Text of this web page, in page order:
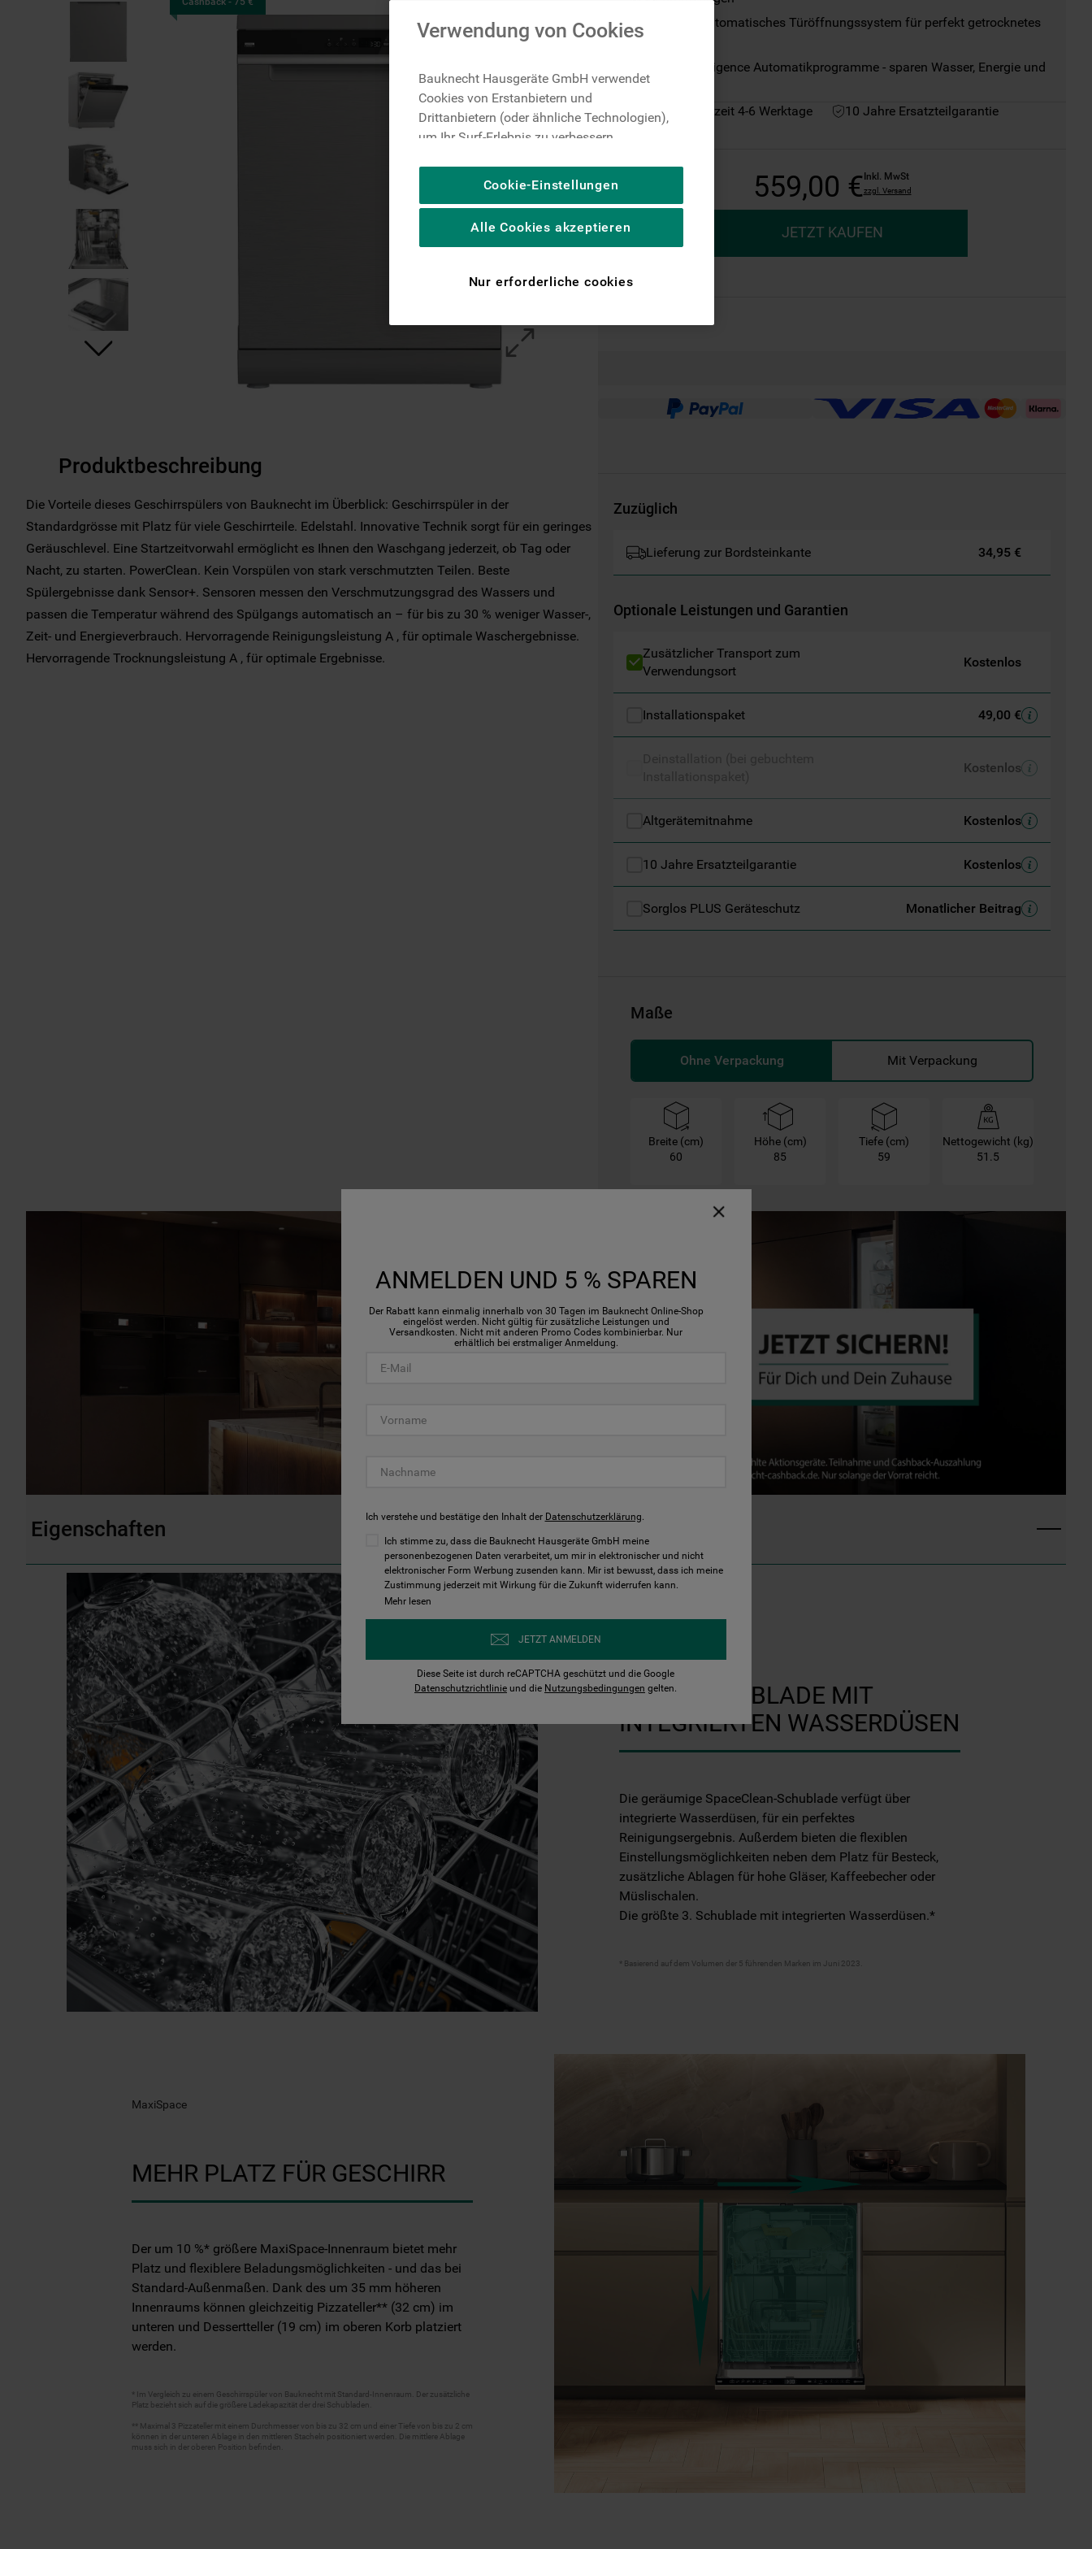
Produktbeschreibung
Die Vorteile dieses Geschirrspülers von Bauknecht im Überblick: Geschirrspüler in der
Standardgrösse mit Platz für viele Geschirrteile. Edelstahl. Innovative Technik sorgt für ein geringes
Geräuschlevel. Eine Startzeitvorwahl ermöglicht es Ihnen den Waschgang jederzeit, ob Tag oder
Nacht, zu starten. PowerClean. Kein Vorspülen von stark verschmutzten Teilen. Beste
Spülergebnisse dank Sensor+. Sensoren messen den Verschmutzungsgrad des Wassers und
passen die Temperatur während des Spülgangs automatisch an – für bis zu 30 % weniger Wasser-,
Zeit- und Energieverbrauch. Hervorragende Reinigungsleistung A , für optimale Waschergebnisse.
Hervorragende Trocknungsleistung A , für optimale Ergebnisse.
ActiveDry – automatisches Türöffnungssystem für perfekt getrocknetes
Geschirr
Dynamic Intelligence Automatikprogramme - sparen Wasser, Energie und
Zeit
Auf Lager: Lieferzeit 4-6 Werktage
10 Jahre Ersatzteilgarantie
559,00 €Inkl. MwSt
zzgl. Versand
JETZT KAUFEN
Zuzüglich
Lieferung zur Bordsteinkante 34,95 €
Optionale Leistungen und Garantien
Zusätzlicher Transport zum
Verwendungsort
Kostenlos
Installationspaket 49,00 €
Kostenlos
Altgerätemitnahme Kostenlos
10 Jahre Ersatzteilgarantie Kostenlos
Sorglos PLUS Geräteschutz Monatlicher Beitrag
Maße
Ohne Verpackung Mit Verpackung
Breite (cm)
60
Höhe (cm)
85
Tiefe (cm)
59
Nettogewicht (kg)
51.5
Eigenschaften
DIE 3. SCHUBLADE MIT
INTEGRIERTEN WASSERDÜSEN
Die geräumige SpaceClean-Schublade verfügt über
integrierte Wasserdüsen, für ein perfektes
Reinigungsergebnis. Außerdem bieten die flexiblen
Einstellungsmöglichkeiten neben dem Platz für Besteck,
zusätzliche Ablagen für hohe Gläser, Kaffeebecher oder
Müslischalen.
Die größte 3. Schublade mit integrierten Wasserdüsen.*
* Basierend auf dem Volumen der 5 führenden Marken im Juni 2023.
MaxiSpace
MEHR PLATZ FÜR GESCHIRR
Der um 10 %* größere MaxiSpace-Innenraum bietet mehr
Platz und flexiblere Beladungsmöglichkeiten - und das bei
Standard-Außenmaßen. Dank des um 35 mm höheren
Innenraums können gleichzeitig Pizzateller** (32 cm) im
unteren und Dessertteller (19 cm) im oberen Korb platziert
werden.
* Im Vergleich zu einem Geschirrspüler von Bauknecht mit Standard-Innenraum. Der zusätzliche
Platz bezieht sich auf die größere Ladekapazität der drei Schubladen.
** Maximal 3 Pizzateller mit einem Durchmesser von bis zu 32 cm und einer Tiefe von bis zu 2 cm
können in der unteren Ablage in den mittleren Stacheln positioniert werden. Die mittlere Ablage
muss sich in der oberen Position befinden.
Verwendung von Cookies
Bauknecht Hausgeräte GmbH verwendet
Cookies von Erstanbietern und
Drittanbietern (oder ähnliche Technologien),
um Ihr Surf-Erlebnis zu verbessern
Publikum zu messen (Leistungs-Cookies),
um die redaktionellen Inhalte der Website
basierend auf Ihrer Nutzung der Website zu
personalisieren, die Funktionalität der
spezifische Funktionen anzubieten
Werbung basierend auf Ihren
Gewohnheiten, Interaktionen mit unseren
(einschließlich über Drittanbieter und auf
https://business.safety.google/privacy/
(Profiling- und Marketing-Cookies).
Indem Sie auf die Schaltfläche "Alle
Cookies akzeptieren" klicken, stimmen Sie
der Verwendung all unserer Cookies und der
Weitergabe Ihrer Daten an unsere
Drittanbieter für solche Zwecke zu. Wenn
Sie Ihre Präferenzen festlegen möchten,
Informationen" . Wenn Sie auf "Nur
https://www.bauknecht.de/seiten/nutzung-
Cookie-Einstellungen
Nur erforderliche cookies
Alle Cookies akzeptieren
ANMELDEN UND 5 % SPAREN
Der Rabatt kann einmalig innerhalb von 30 Tagen im Bauknecht Online-Shop
eingelöst werden. Nicht gültig für zusätzliche Leistungen und
Versandkosten. Nicht mit anderen Promo Codes kombinierbar. Nur
erhältlich bei erstmaliger Anmeldung.
Ich verstehe und bestätige den Inhalt der Datenschutzerklärung.
Ich stimme zu, dass die Bauknecht Hausgeräte GmbH meine
personenbezogenen Daten verarbeitet, um mir in elektronischer und nicht
elektronischer Form Werbung zusenden kann. Mir ist bewusst, dass ich meine
Zustimmung jederzeit mit Wirkung für die Zukunft widerrufen kann.
Mehr lesen
JETZT ANMELDEN
Diese Seite ist durch reCAPTCHA geschützt und die Google
Datenschutzrichtlinie und die Nutzungsbedingungen gelten.